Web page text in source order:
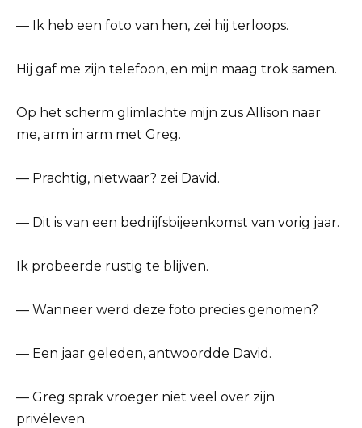
— Ik heb een foto van hen, zei hij terloops.
Hij gaf me zijn telefoon, en mijn maag trok samen.
Op het scherm glimlachte mijn zus Allison naar
me, arm in arm met Greg.
— Prachtig, nietwaar? zei David.
— Dit is van een bedrijfsbijeenkomst van vorig jaar.
Ik probeerde rustig te blijven.
— Wanneer werd deze foto precies genomen?
— Een jaar geleden, antwoordde David.
— Greg sprak vroeger niet veel over zijn
privéleven.